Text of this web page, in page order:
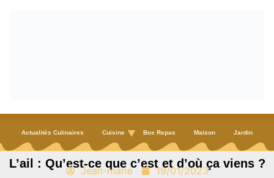
Actualités Culinaires Cuisine Box Repas Maison Jardin
L’ail : Qu’est-ce que c’est et d’où ça viens ?
Jean-marie 19/01/2023